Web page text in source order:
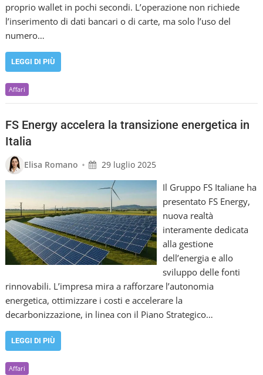
proprio wallet in pochi secondi. L’operazione non richiede
l’inserimento di dati bancari o di carte, ma solo l’uso del
numero…
LEGGI DI PIÙ
Affari
FS Energy accelera la transizione energetica in
Italia
Elisa Romano • 29 luglio 2025
Il Gruppo FS Italiane ha
presentato FS Energy,
nuova realtà
interamente dedicata
alla gestione
dell’energia e allo
sviluppo delle fonti
rinnovabili. L’impresa mira a rafforzare l’autonomia
energetica, ottimizzare i costi e accelerare la
decarbonizzazione, in linea con il Piano Strategico…
LEGGI DI PIÙ
Affari